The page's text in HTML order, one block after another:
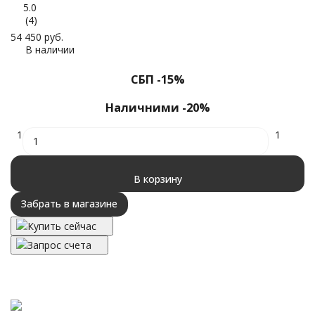
5.0
(4)
54 450 руб.
В наличии
СБП -15%
Наличними -20%
1 1
В корзину
Забрать в магазине
Купить сейчас
Запрос счета